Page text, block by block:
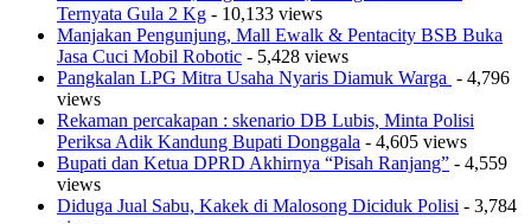
Ternyata Gula 2 Kg - 10,133 views
Manjakan Pengunjung, Mall Ewalk & Pentacity BSB Buka
Jasa Cuci Mobil Robotic - 5,428 views
Pangkalan LPG Mitra Usaha Nyaris Diamuk Warga - 4,796
views
Rekaman percakapan : skenario DB Lubis, Minta Polisi
Periksa Adik Kandung Bupati Donggala - 4,605 views
Bupati dan Ketua DPRD Akhirnya “Pisah Ranjang” - 4,559
views
Diduga Jual Sabu, Kakek di Malosong Diciduk Polisi - 3,784